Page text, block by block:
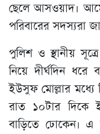
ছেলে আসওয়াদ।
পরিবারের সদস্যরা
পুলিশ ও স্থানীয়
নিয়ে দীর্ঘদিন
ইউসুফ মোল্লার মধ্যে
রাত ১০টার দিকে
বাড়িতে ঢোকেন।